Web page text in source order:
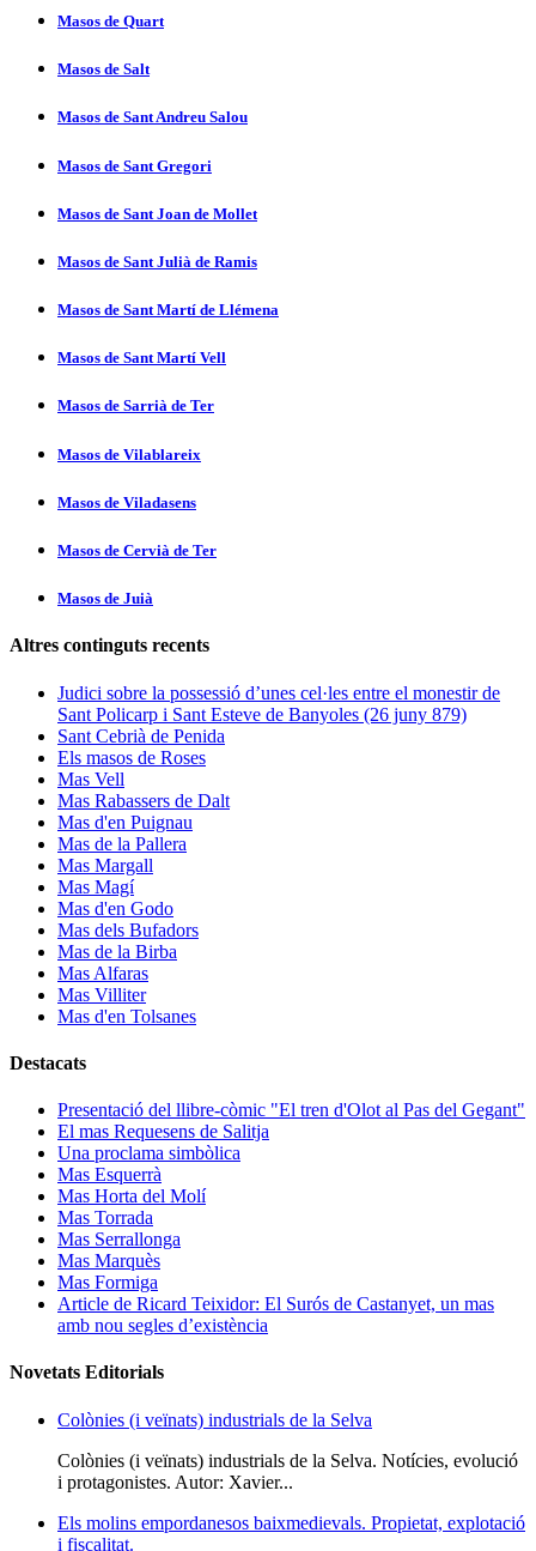
Masos de Quart
Masos de Salt
Masos de Sant Andreu Salou
Masos de Sant Gregori
Masos de Sant Joan de Mollet
Masos de Sant Julià de Ramis
Masos de Sant Martí­ de Llémena
Masos de Sant Martí­ Vell
Masos de Sarrià de Ter
Masos de Vilablareix
Masos de Viladasens
Masos de Cervià de Ter
Masos de Juià
Altres continguts recents
Judici sobre la possessió d’unes cel·les entre el monestir de
Sant Policarp i Sant Esteve de Banyoles (26 juny 879)
Sant Cebrià de Penida
Els masos de Roses
Mas Vell
Mas Rabassers de Dalt
Mas d'en Puignau
Mas de la Pallera
Mas Margall
Mas Magí
Mas d'en Godo
Mas dels Bufadors
Mas de la Birba
Mas Alfaras
Mas Villiter
Mas d'en Tolsanes
Destacats
Presentació del llibre-còmic "El tren d'Olot al Pas del Gegant"
El mas Requesens de Salitja
Una proclama simbòlica
Mas Esquerrà
Mas Horta del Molí
Mas Torrada
Mas Serrallonga
Mas Marquès
Mas Formiga
Article de Ricard Teixidor: El Surós de Castanyet, un mas
amb nou segles d’existència
Novetats Editorials
Colònies (i veïnats) industrials de la Selva
Colònies (i veïnats) industrials de la Selva. Notícies, evolució
i protagonistes. Autor: Xavier...
Els molins empordanesos baixmedievals. Propietat, explotació
i fiscalitat.